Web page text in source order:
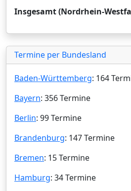
Insgesamt (Nordrhein-
Termine per Bundesland
Baden-Württemberg: 164
Bayern: 356 Termine
Berlin: 99 Termine
Brandenburg: 147 Termine
Bremen: 15 Termine
Hamburg: 34 Termine